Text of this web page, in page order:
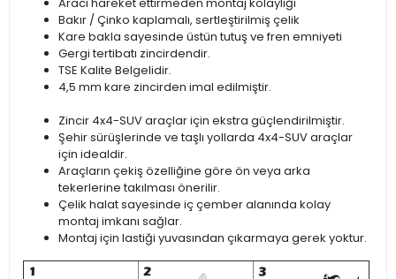
Aracı hareket ettirmeden montaj kolaylığı
Bakır / Çinko kaplamalı, sertleştirilmiş çelik
Kare bakla sayesinde üstün tutuş ve fren emniyeti
Gergi tertibatı zincirdendir.
TSE Kalite Belgelidir.
4,5 mm kare zincirden imal edilmiştir.
Zincir 4x4-SUV araçlar için ekstra güçlendirilmiştir.
Şehir sürüşlerinde ve taşlı yollarda 4x4-SUV araçlar
için idealdir.
Araçların çekiş özelliğine göre ön veya arka
tekerlerine takılması önerilir.
Çelik halat sayesinde iç çember alanında kolay
montaj imkanı sağlar.
Montaj için lastiği yuvasından çıkarmaya gerek yoktur.